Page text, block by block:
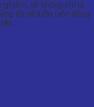
sẽ không chỉ là
tôi sẽ luôn luôn đồng